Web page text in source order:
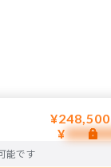
¥
能です